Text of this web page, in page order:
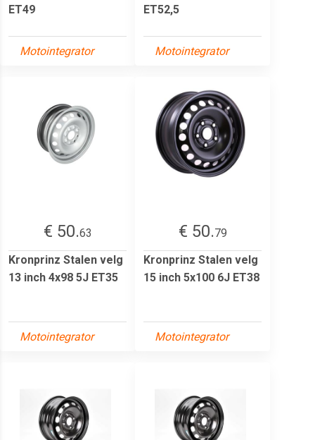
ET49
Motointegrator
ET52,5
Motointegrator
€ 50.63
Kronprinz Stalen velg
13 inch 4x98 5J ET35
Motointegrator
€ 50.79
Kronprinz Stalen velg
15 inch 5x100 6J ET38
Motointegrator